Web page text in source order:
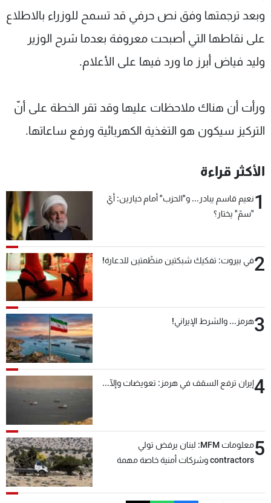
وبعد ترجمتها وفق نص حرفي قد تسمح للوزراء بالاطلاع
على نقاطها التي أصبحت معروفة بعدما شرح الوزير
وليد فياض أبرز ما ورد فيها على الأعلام.
ورأت أن هناك ملاحظات عليها وقد تقر الخطة على أنّ
التركيز سيكون هو التغذية الكهربائية ورفع ساعاتها.
الأكثر قراءة
1نعيم قاسم يبادر... و"الحزب" أمام خيارين: أيّ
"سمّ" يختار؟
2في بيروت: تفكيك شبكتين منظّمتين للدعارة!
3هرمز... والشرط الإيراني!
4إيران ترفع السقف في هرمز: تعويضات وإلّا...
5
معلومات MFM: لبنان يرفض تولي
contractors وشركات أمنية خاصة مهمة